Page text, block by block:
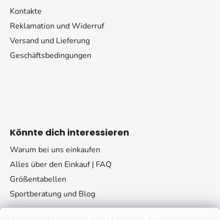
Kontakte
Reklamation und Widerruf
Versand und Lieferung
Geschäftsbedingungen
Könnte dich interessieren
Warum bei uns einkaufen
Alles über den Einkauf | FAQ
Größentabellen
Sportberatung und Blog